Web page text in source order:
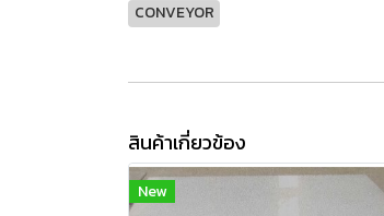
CONVEYOR
สินค้าเกี่ยวข้อง
New